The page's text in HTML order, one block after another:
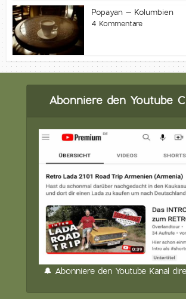
Popayan – Kolumbien
4 Kommentare
Abonniere den Youtube
🔔 Abonniere den Youtube Kanal